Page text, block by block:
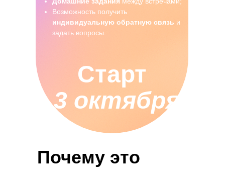
Возможность получить
индивидуальную обратную связь и
задать вопросы.
Старт
3 октября
Почему это